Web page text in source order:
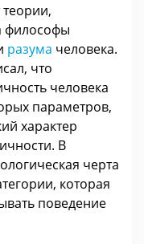
философы
разума человека.
что
человека
параметров,
характер
В
черта
которая
поведение